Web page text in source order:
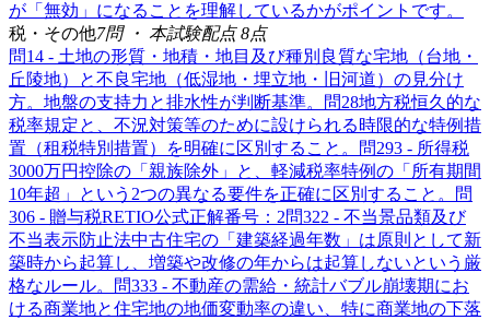
が「無効」になることを理解しているかがポイントです。
税・その他7問 ・ 本試験配点8点
問14 - 土地の形質・地積・地目及び種別 良質な宅地（台地・
丘陵地）と不良宅地（低湿地・埋立地・旧河道）の見分け
方。地盤の支持力と排水性が判断基準。
問28地方税恒久的な
税率規定と、不況対策等のために設けられる時限的な特例措
置（租税特別措置）を明確に区別すること。
問293 - 所得税
3000万円控除の「親族除外」と、軽減税率特例の「所有期間
10年超」という2つの異なる要件を正確に区別すること。
問
306 - 贈与税RETIO公式正解番号：2問322 - 不当景品類及び
不当表示防止法中古住宅の「建築経過年数」は原則として新
築時から起算し、増築や改修の年からは起算しないという厳
格なルール。
問333 - 不動産の需給・統計バブル崩壊期にお
ける商業地と住宅地の地価変動率の違い、特に商業地の下落